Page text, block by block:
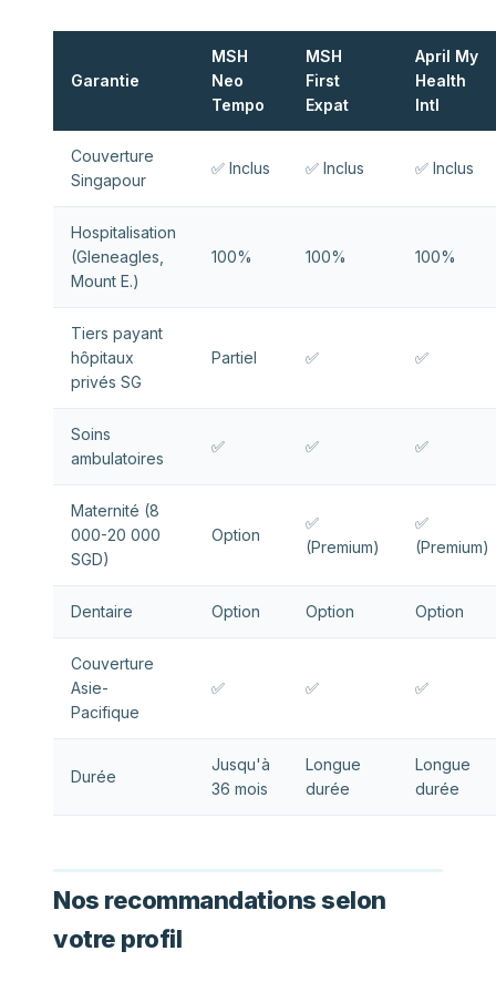
Garantie
MSH
Neo
Tempo
MSH
First
Expat
April My
Health
Intl
Couverture
Singapour
✅ Inclus ✅ Inclus ✅ Inclus
Hospitalisation
(Gleneagles,
Mount E.)
100% 100% 100%
Tiers payant
hôpitaux
privés SG
Partiel ✅ ✅
Soins
ambulatoires
✅ ✅ ✅
Maternité (8
000-20 000
SGD)
Option
✅
(Premium)
✅
(Premium)
Dentaire Option Option Option
Couverture
Asie-
Pacifique
✅ ✅ ✅
Durée
Jusqu'à
36 mois
Longue
durée
Longue
durée
Nos recommandations selon
votre profil